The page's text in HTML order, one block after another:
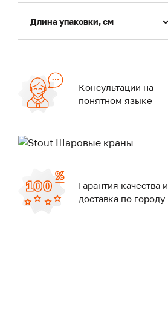
Длина упаковки, см
Консультации на
понятном языке
Гарантия качества и
доставка по городу